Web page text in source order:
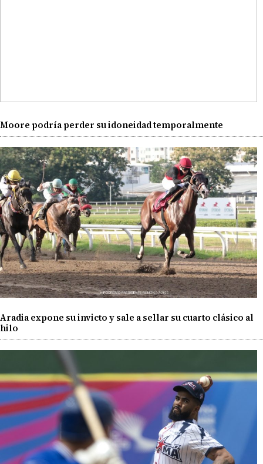
Moore podría perder su idoneidad temporalmente
Aradia expone su invicto y sale a sellar su cuarto clásico al
hilo